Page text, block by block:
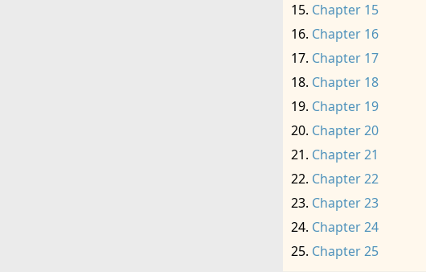
Chapter 15
Chapter 16
Chapter 17
Chapter 18
Chapter 19
Chapter 20
Chapter 21
Chapter 22
Chapter 23
Chapter 24
Chapter 25